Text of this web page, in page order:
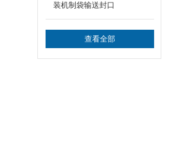
装机制袋输送封口
查看全部